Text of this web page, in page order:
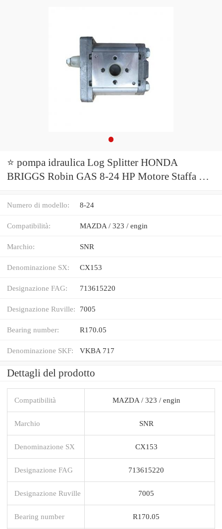
⭐ pompa idraulica Log Splitter HONDA
BRIGGS Robin GAS 8-24 HP Motore Staffa Di
Numero di modello: 8-24
Compatibilità: MAZDA / 323 / engin
Marchio: SNR
Denominazione SX: CX153
Designazione FAG: 713615220
Designazione Ruville: 7005
Bearing number: R170.05
Denominazione SKF: VKBA 717
Dettagli del prodotto
Compatibilità MAZDA / 323 / engin
Marchio SNR
Denominazione SX CX153
Designazione FAG 713615220
Designazione Ruville 7005
Bearing number R170.05